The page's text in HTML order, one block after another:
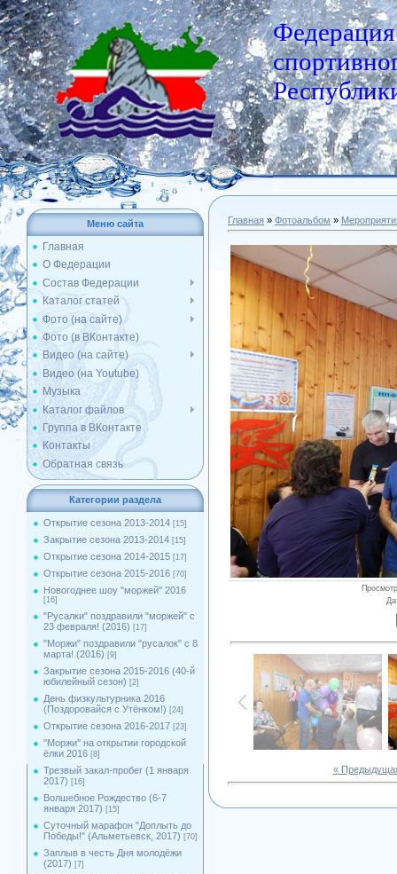
Федерация
Меню сайта
Главная
О Федерации
Состав Федерации
Каталог статей
Фото (на сайте)
Фото (в ВКонтакте)
Видео (на сайте)
Видео (на Youtube)
Музыка
Каталог файлов
Группа в ВКонтакте
Контакты
Обратная связь
Категории раздела
Открытие сезона 2013-2014 [15]
Закрытие сезона 2013-2014 [15]
Открытие сезона 2014-2015 [17]
Открытие сезона 2015-2016 [70]
Новогоднее шоу "моржей" 2016
[16]
"Русалки" поздравили "моржей" с
23 февраля! (2016) [17]
"Моржи" поздравили "русалок" с 8
марта! (2016) [9]
Закрытие сезона 2015-2016 (40-й
юбилейный сезон) [2]
День физкультурника 2016
(Поздоровайся с Утёнком!) [24]
Открытие сезона 2016-2017 [23]
''Моржи'' на открытии городской
ёлки 2016 [8]
Трезвый закал-пробег (1 января
2017) [16]
Волшебное Рождество (6-7
января 2017) [15]
Суточный марафон "Доплыть до
Победы!" (Альметьевск, 2017) [70]
Заплыв в честь Дня молодёжи
(2017) [7]
Главная » Фотоальбом »
«